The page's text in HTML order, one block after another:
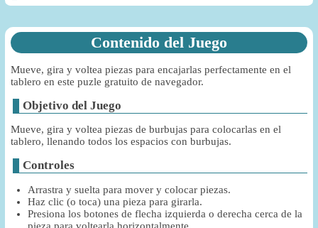
Contenido del Juego
Mueve, gira y voltea piezas para encajarlas perfectamente en el
tablero en este puzle gratuito de navegador.
Objetivo del Juego
Mueve, gira y voltea piezas de burbujas para colocarlas en el
tablero, llenando todos los espacios con burbujas.
Controles
Arrastra y suelta para mover y colocar piezas.
Haz clic (o toca) una pieza para girarla.
Presiona los botones de flecha izquierda o derecha cerca de la
pieza para voltearla horizontalmente.